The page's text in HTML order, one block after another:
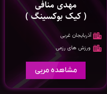
مهدی منافی
( کیک بوکسینگ )
آذربایجان غربی
ورزش های رزمی
مشاهده مربی